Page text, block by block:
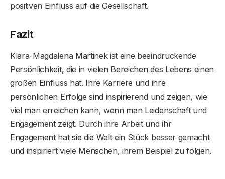
positiven Einfluss auf die Gesellschaft.
Fazit
Klara-Magdalena Martinek ist eine beeindruckende
Persönlichkeit, die in vielen Bereichen des Lebens einen
großen Einfluss hat. Ihre Karriere und ihre
persönlichen Erfolge sind inspirierend und zeigen, wie
viel man erreichen kann, wenn man Leidenschaft und
Engagement zeigt. Durch ihre Arbeit und ihr
Engagement hat sie die Welt ein Stück besser gemacht
und inspiriert viele Menschen, ihrem Beispiel zu folgen.